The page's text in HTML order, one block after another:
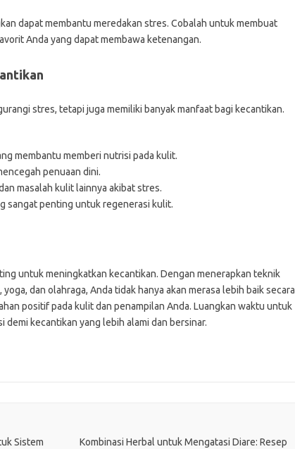
dapat membantu meredakan stres. Cobalah untuk membuat
Anda yang dapat membawa ketenangan.
stres, tetapi juga memiliki banyak manfaat bagi kecantikan.
membantu memberi nutrisi pada kulit.
penuaan dini.
masalah kulit lainnya akibat stres.
sangat penting untuk regenerasi kulit.
untuk meningkatkan kecantikan. Dengan menerapkan teknik
dan olahraga, Anda tidak hanya akan merasa lebih baik secara
positif pada kulit dan penampilan Anda. Luangkan waktu untuk
kecantikan yang lebih alami dan bersinar.
Sistem
Kombinasi Herbal untuk Mengatasi Diare: Resep